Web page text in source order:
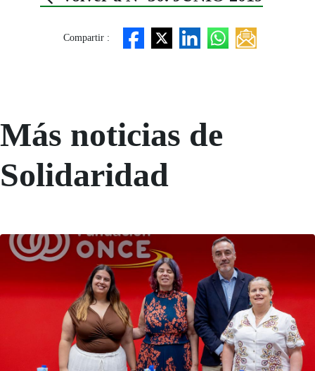
Compartir :
Más noticias de
Solidaridad